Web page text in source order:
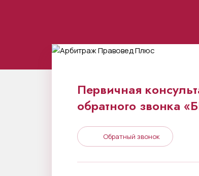
Первичная
обратного звонка
Обратный звонок